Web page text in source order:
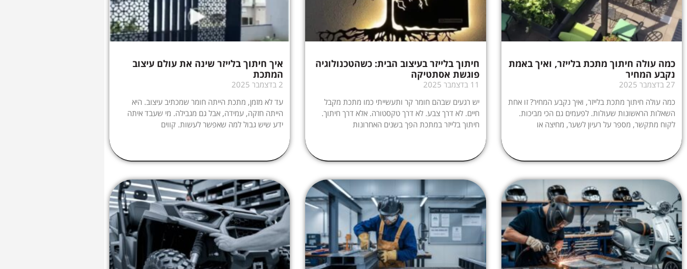
כמה עולה חיתוך מתכת בלייזר, ואיך באמת
נקבע המחיר
27 בדצמבר 2025
כמה עולה חיתוך מתכת בלייזר, ואיך נקבע המחיר? זו אחת
השאלות הראשונות שעולות. לפעמים גם הכי מביכות.
לקוח מתקשר, מספר על רעיון לשער, מחיצה או
חיתוך בלייזר בעיצוב הבית: כשהטכנולוגיה
פוגשת אסתטיקה
11 בדצמבר 2025
יש רגעים שבהם חומר קר ותעשייתי כמו מתכת מקבל
חיים. לא דרך צבע. לא דרך טקסטורה. אלא דרך חיתוך.
חיתוך בלייזר במתכת הפך בשנים האחרונות
איך חיתוך בלייזר שינה את עולם עיצוב
המתכת
2 בדצמבר 2025
עד לא מזמן, מתכת הייתה חומר שמכתיב עיצוב. היא
הייתה חזקה, עמידה, אבל גם מגבילה. מי שעבד איתה
ידע שיש גבול למה שאפשר לעשות. קווים